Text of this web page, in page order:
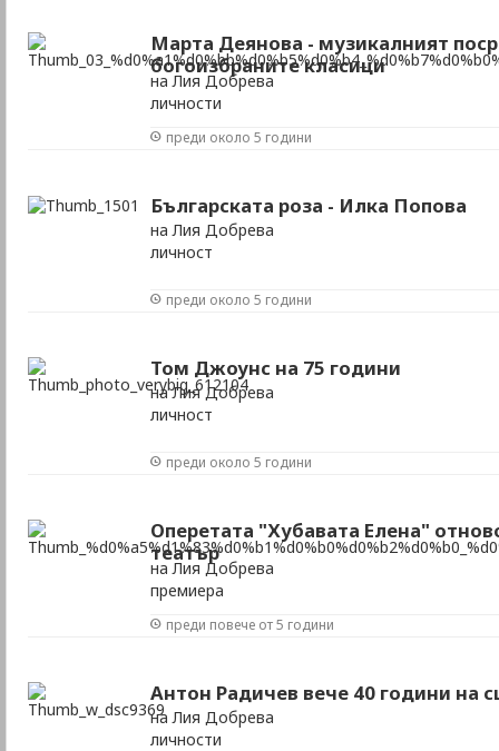
Марта Деянова - музикалният
богоизбраните класици
на Лия Добрева
личности
преди около 5 години
Българската роза - Илка Попова
на Лия Добрева
личност
преди около 5 години
Том Джоунс на 75 години
на Лия Добрева
личност
преди около 5 години
Оперетата "Хубавата Елена"
театър
на Лия Добрева
премиера
преди повече от 5 години
Антон Радичев вече 40 години на
на Лия Добрева
личности